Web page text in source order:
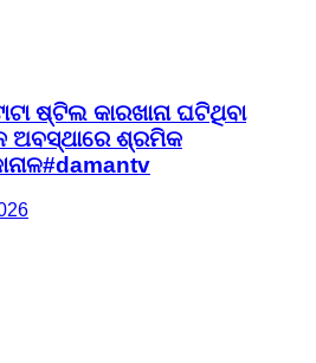
ଷ୍ଟିଲ କାରଖାନା ଘଟିଥିବା
ଅବସ୍ଥାରେ ଶ୍ରମିକ